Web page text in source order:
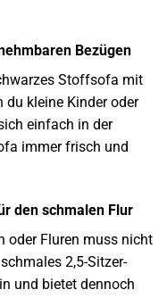
Bezügen
Stoffsofa mit
du kleine Kinder oder
einfach in der
immer frisch und
den schmalen Flur
oder Fluren muss nicht
2,5-Sitzer-
und bietet dennoch